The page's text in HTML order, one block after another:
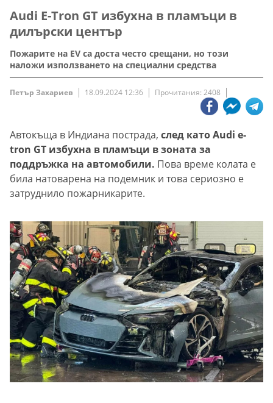
Audi E-Tron GT избухна в пламъци в
дилърски център
Пожарите на EV са доста често срещани, но този
наложи използването на специални средства
Петър Захариев 18.09.2024 12:36 Прочитания: 2408
Автокъща в Индиана пострада, след като Audi e-
tron GT избухна в пламъци в зоната за
поддръжка на автомобили. Пова време колата е
била натоварена на подемник и това сериозно е
затруднило пожарникарите.